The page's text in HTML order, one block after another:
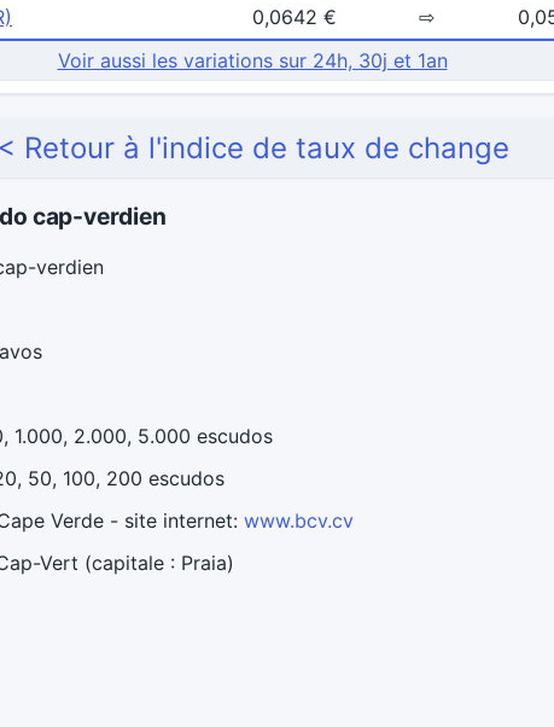
0,0642 € ⇨
Voir aussi les variations sur 24h, 30j et 1an
< Retour à l'indice de taux de change
cap-verdien
verdien
1.000, 2.000, 5.000 escudos
50, 100, 200 escudos
Verde - site internet: www.bcv.cv
Vert (capitale : Praia)